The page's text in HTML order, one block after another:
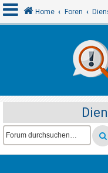
e
l
d
e
Home Foren